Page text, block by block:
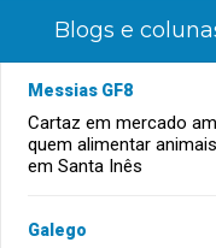
Blogs e
Messias GF8
Cartaz em mercado
quem alimentar
em Santa Inês
Galego